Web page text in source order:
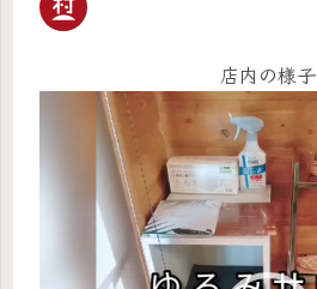
店内の様子